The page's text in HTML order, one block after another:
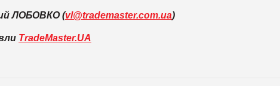
ЛОБОВКО (vl@trademaster.com.ua)
TradeMaster.UA